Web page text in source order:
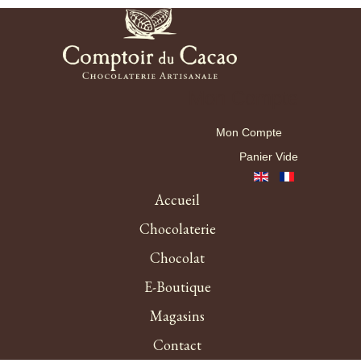
Mon Compte
Panier Vide
Accueil
Chocolaterie
Chocolat
E-Boutique
Magasins
Contact